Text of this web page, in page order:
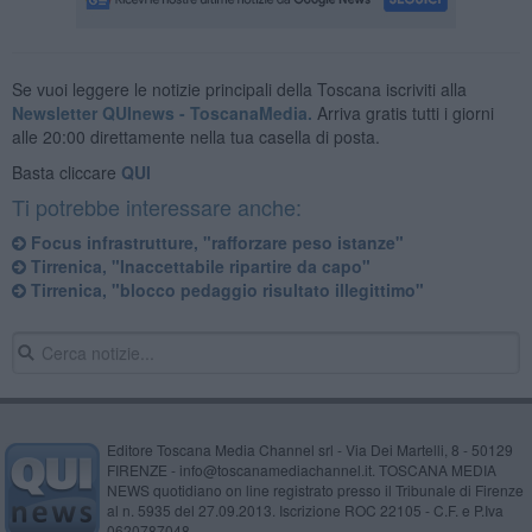
Se vuoi leggere le notizie principali della Toscana iscriviti alla
Newsletter QUInews - ToscanaMedia. Arriva gratis tutti i giorni
alle 20:00 direttamente nella tua casella di posta.
Basta cliccare QUI
Ti potrebbe interessare anche:
Focus infrastrutture, "rafforzare peso istanze"
Tirrenica, "Inaccettabile ripartire da capo"
Tirrenica, "blocco pedaggio risultato illegittimo"
Editore Toscana Media Channel srl - Via Dei Martelli, 8 - 50129
FIRENZE - info@toscanamediachannel.it. TOSCANA MEDIA
NEWS quotidiano on line registrato presso il Tribunale di Firenze
al n. 5935 del 27.09.2013. Iscrizione ROC 22105 - C.F. e P.Iva